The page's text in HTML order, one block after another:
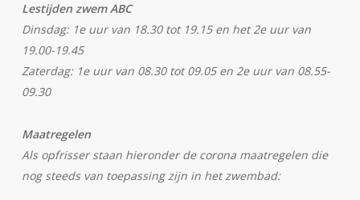
Lestijden zwem ABC
Dinsdag: 1e uur van 18.30 tot 19.15 en het 2e uur van
19.00-19.45
Zaterdag: 1e uur van 08.30 tot 09.05 en 2e uur van 08.55-
09.30
Maatregelen
Als opfrisser staan hieronder de corona maatregelen die
nog steeds van toepassing zijn in het zwembad: